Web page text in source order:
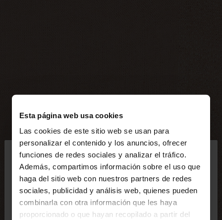
Esta página web usa cookies
Las cookies de este sitio web se usan para
personalizar el contenido y los anuncios, ofrecer
funciones de redes sociales y analizar el tráfico.
Además, compartimos información sobre el uso que
haga del sitio web con nuestros partners de redes
sociales, publicidad y análisis web, quienes pueden
combinarla con otra información que les haya
proporcionado o que hayan recopilado a partir del
hola
Estás accediendo a la web de España. ¿Quieres ir a
la web de United States?